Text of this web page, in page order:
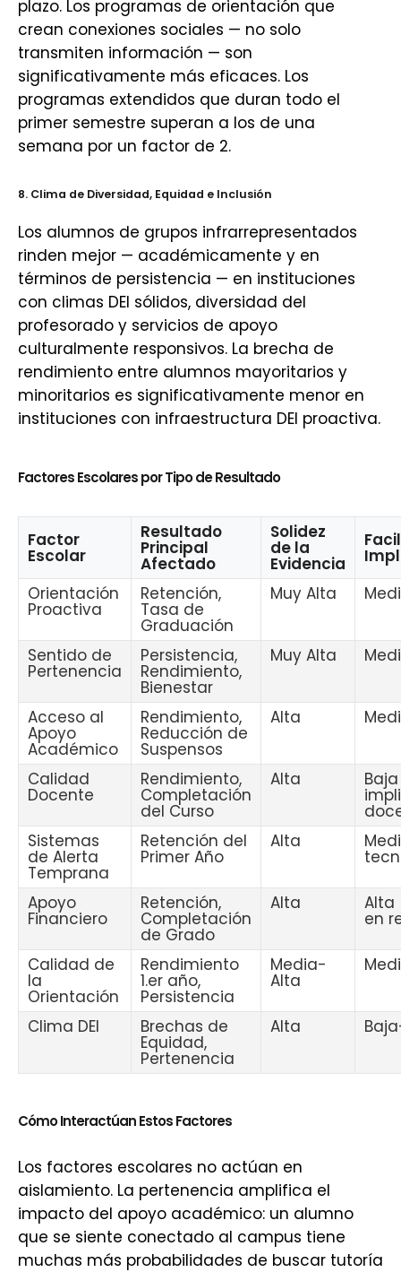
plazo. Los programas de orientación que
crean conexiones sociales — no solo
transmiten información — son
significativamente más eficaces. Los
programas extendidos que duran todo el
primer semestre superan a los de una
semana por un factor de 2.
8. Clima de Diversidad, Equidad e Inclusión
Los alumnos de grupos infrarrepresentados
rinden mejor — académicamente y en
términos de persistencia — en instituciones
con climas DEI sólidos, diversidad del
profesorado y servicios de apoyo
culturalmente responsivos. La brecha de
rendimiento entre alumnos mayoritarios y
minoritarios es significativamente menor en
instituciones con infraestructura DEI proactiva.
Factores Escolares por Tipo de Resultado
Factor
Escolar
Resultado
Principal
Afectado
Solidez
de la
Evidencia
Orientación
Proactiva
Retención,
Tasa de
Graduación
Muy Alta
Sentido de
Pertenencia
Persistencia,
Rendimiento,
Bienestar
Muy Alta
Acceso al
Apoyo
Académico
Rendimiento,
Reducción de
Suspensos
Alta
Calidad
Docente
Rendimiento,
Completación
del Curso
Alta
Sistemas
de Alerta
Temprana
Retención del
Primer Año
Alta
Apoyo
Financiero
Retención,
Completación
de Grado
Alta Alta
en
Calidad de
la
Orientación
Rendimiento
1.er año,
Persistencia
Media-
Alta
Clima DEI Brechas de
Equidad,
Pertenencia
Alta
Cómo Interactúan Estos Factores
Los factores escolares no actúan en
aislamiento. La pertenencia amplifica el
impacto del apoyo académico: un alumno
que se siente conectado al campus tiene
muchas más probabilidades de buscar tutoría